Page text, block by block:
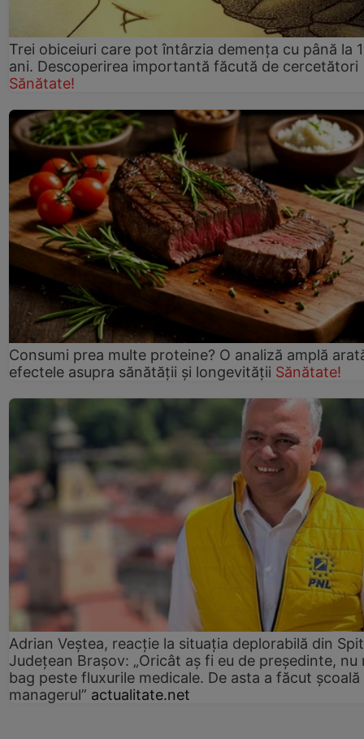
Trei obiceiuri care pot întârzia demența cu până la
ani. Descoperirea importantă făcută de cercetători
Sănătate!
Consumi prea multe proteine? O analiză amplă
efectele asupra sănătății și longevității Sănătate!
Adrian Veștea, reacție la situația deplorabilă din
Județean Brașov: „Oricât aș fi eu de președinte, nu
bag peste fluxurile medicale. De asta a făcut școală
managerul” actualitate.net